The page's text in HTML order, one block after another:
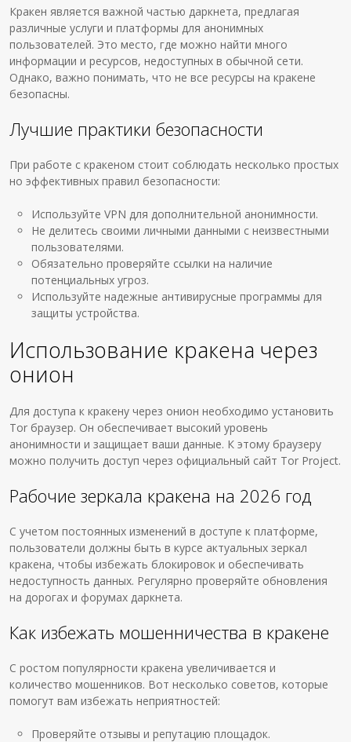
Кракен является важной частью даркнета, предлагая
различные услуги и платформы для анонимных
пользователей. Это место, где можно найти много
информации и ресурсов, недоступных в обычной сети.
Однако, важно понимать, что не все ресурсы на кракене
безопасны.
Лучшие практики безопасности
При работе с кракеном стоит соблюдать несколько простых
но эффективных правил безопасности:
Используйте VPN для дополнительной анонимности.
Не делитесь своими личными данными с неизвестными
пользователями.
Обязательно проверяйте ссылки на наличие
потенциальных угроз.
Используйте надежные антивирусные программы для
защиты устройства.
Использование кракена через
онион
Для доступа к кракену через онион необходимо установить
Tor браузер. Он обеспечивает высокий уровень
анонимности и защищает ваши данные. К этому браузеру
можно получить доступ через официальный сайт Tor Project.
Рабочие зеркала кракена на 2026 год
С учетом постоянных изменений в доступе к платформе,
пользователи должны быть в курсе актуальных зеркал
кракена, чтобы избежать блокировок и обеспечивать
недоступность данных. Регулярно проверяйте обновления
на дорогах и форумах даркнета.
Как избежать мошенничества в кракене
С ростом популярности кракена увеличивается и
количество мошенников. Вот несколько советов, которые
помогут вам избежать неприятностей:
Проверяйте отзывы и репутацию площадок.